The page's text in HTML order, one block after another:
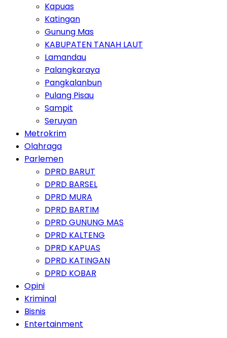
Kapuas
Katingan
Gunung Mas
KABUPATEN TANAH LAUT
Lamandau
Palangkaraya
Pangkalanbun
Pulang Pisau
Sampit
Seruyan
Metrokrim
Olahraga
Parlemen
DPRD BARUT
DPRD BARSEL
DPRD MURA
DPRD BARTIM
DPRD GUNUNG MAS
DPRD KALTENG
DPRD KAPUAS
DPRD KATINGAN
DPRD KOBAR
Opini
Kriminal
Bisnis
Entertainment